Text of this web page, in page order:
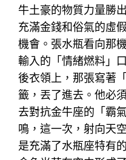
牛土豪的物質力量勝
充滿金錢和俗氣的虛
機會。張水瓶看向那
輸入的「情緒燃料」
後衣領上，那張寫著
籤，丟了進去。他必
去對抗金牛座的「霸
鳴，這一次，射向天
是充滿了水瓶座特有